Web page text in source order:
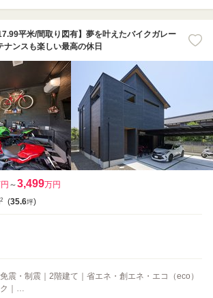
平米/間取り図有】夢を叶えたバイクガレー
ナンスも楽しい最高の休日
～3,499万円
2 (35.6坪)
免震・制震｜2階建て｜省エネ・創エネ・エコ（eco）
ク｜…